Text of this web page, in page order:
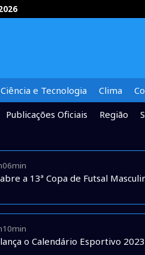
Ciência e Tecnologia Clima
Publicações Oficiais Região
a 13ª Copa de Futsal
o Calendário Esportivo 2023